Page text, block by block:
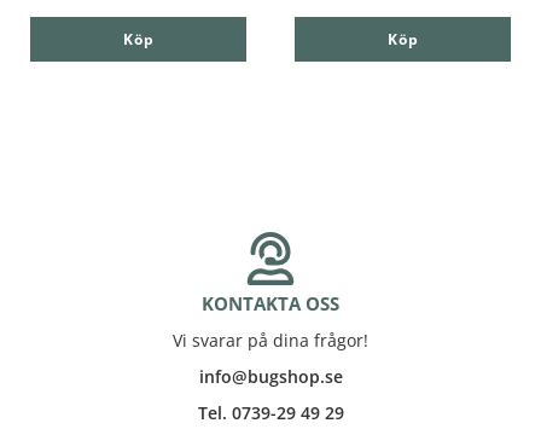
Köp Köp
KONTAKTA OSS
Vi svarar på dina frågor!
info@bugshop.se
Tel. 0739-29 49 29